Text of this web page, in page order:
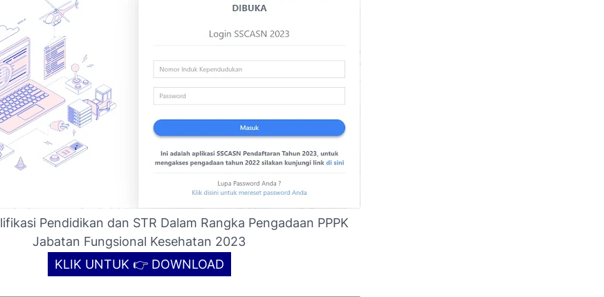
Pendidikan dan STR Dalam Rangka Pengadaan PPPK
Jabatan Fungsional Kesehatan 2023
KLIK UNTUK 👉 DOWNLOAD